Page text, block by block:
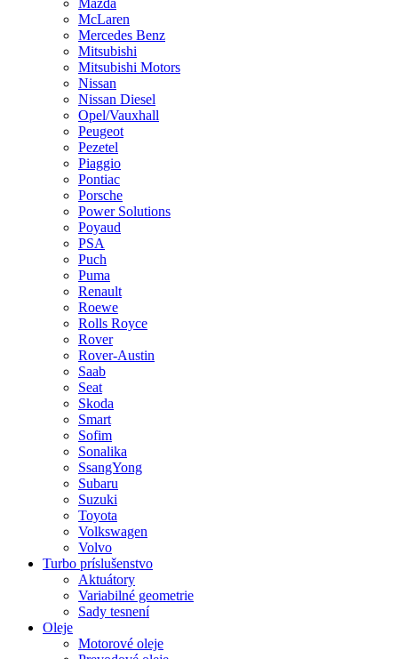
McLaren
Mercedes Benz
Mitsubishi
Mitsubishi Motors
Nissan
Nissan Diesel
Opel/Vauxhall
Peugeot
Pezetel
Piaggio
Pontiac
Porsche
Power Solutions
Poyaud
PSA
Puch
Puma
Renault
Roewe
Rolls Royce
Rover
Rover-Austin
Saab
Seat
Skoda
Smart
Sofim
Sonalika
SsangYong
Subaru
Suzuki
Toyota
Volkswagen
Volvo
Turbo príslušenstvo
Aktuátory
Variabilné geometrie
Sady tesnení
Oleje
Motorové oleje